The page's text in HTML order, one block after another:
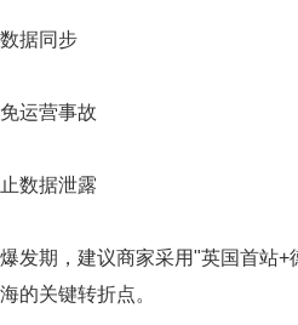
据同步
运营事故
数据泄露
期，建议商家采用"英国首站+
的关键转折点。